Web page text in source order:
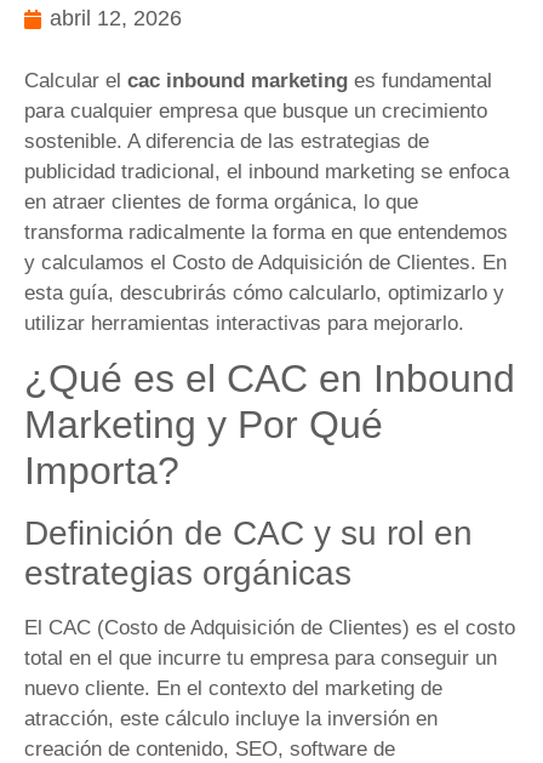
abril 12, 2026
Calcular el cac inbound marketing es fundamental
para cualquier empresa que busque un crecimiento
sostenible. A diferencia de las estrategias de
publicidad tradicional, el inbound marketing se enfoca
en atraer clientes de forma orgánica, lo que
transforma radicalmente la forma en que entendemos
y calculamos el Costo de Adquisición de Clientes. En
esta guía, descubrirás cómo calcularlo, optimizarlo y
utilizar herramientas interactivas para mejorarlo.
¿Qué es el CAC en Inbound
Marketing y Por Qué
Importa?
Definición de CAC y su rol en
estrategias orgánicas
El CAC (Costo de Adquisición de Clientes) es el costo
total en el que incurre tu empresa para conseguir un
nuevo cliente. En el contexto del marketing de
atracción, este cálculo incluye la inversión en
creación de contenido, SEO, software de